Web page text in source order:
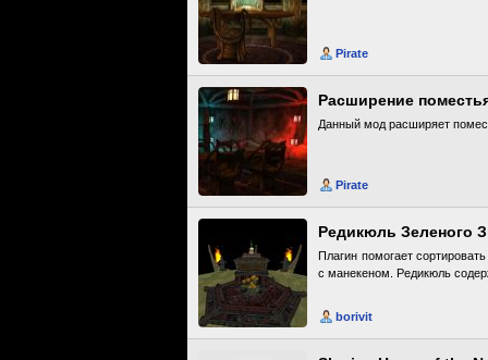
Pirate
Расширение
Данный мод расширяет
Pirate
Редикюль Зеленого
Плагин помогает
с манекеном. Редикюль
borivit